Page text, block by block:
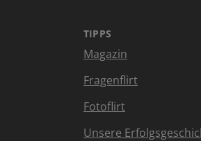
TIPPS
Magazin
Fragenflirt
Fotoflirt
Unsere